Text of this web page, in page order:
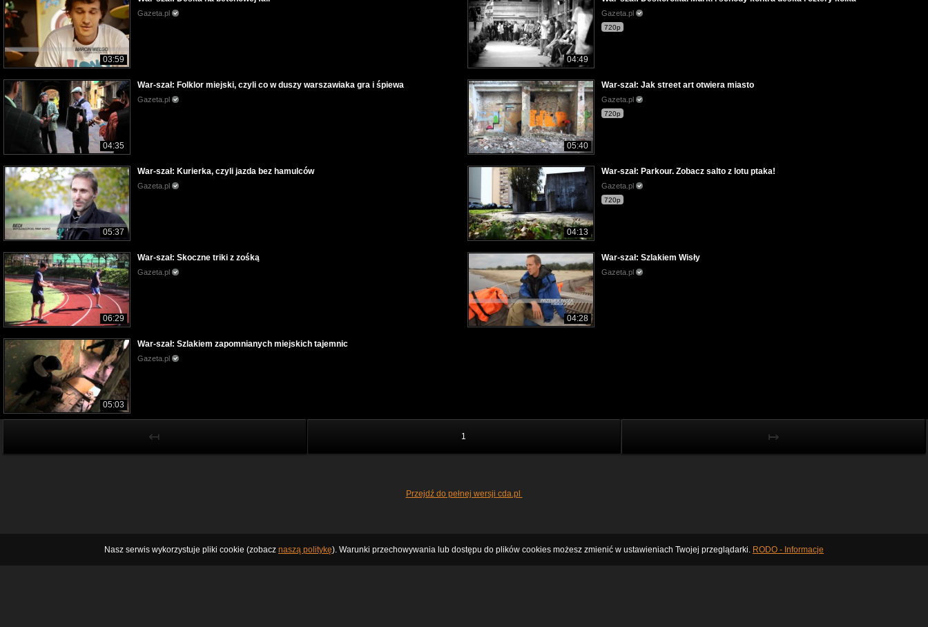
03:59
Gazeta.pl
04:49
Gazeta.pl
720p
04:35
War-szał: Folklor miejski, czyli co w duszy warszawiaka gra i śpiewa
Gazeta.pl
05:40
War-szał: Jak street art otwiera miasto
Gazeta.pl
720p
05:37
War-szał: Kurierka, czyli jazda bez hamulców
Gazeta.pl
04:13
War-szał: Parkour. Zobacz salto z lotu ptaka!
Gazeta.pl
720p
06:29
War-szał: Skoczne triki z zośką
Gazeta.pl
04:28
War-szał: Szlakiem Wisły
Gazeta.pl
05:03
War-szał: Szlakiem zapomnianych miejskich tajemnic
Gazeta.pl
↤ 1 ↦
Przejdź do pełnej wersji cda.pl
Nasz serwis wykorzystuje pliki cookie (zobacz naszą politykę). Warunki przechowywania lub dostępu do plików cookies możesz zmienić w ustawieniach Twojej przeglądarki. RODO - Informacje